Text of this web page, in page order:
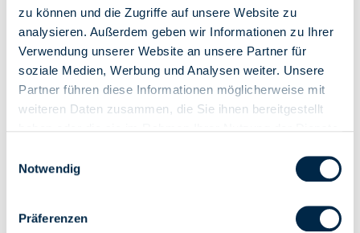
zu können und die Zugriffe auf unsere Website zu
analysieren. Außerdem geben wir Informationen zu Ihrer
Verwendung unserer Website an unsere Partner für
soziale Medien, Werbung und Analysen weiter. Unsere
Partner führen diese Informationen möglicherweise mit
weiteren Daten zusammen, die Sie ihnen bereitgestellt
Notwendig
Präferenzen
Gehen Sie zur Kategorie
Sonstiges Zubehör zu
Rollladen
Markisen-Systeme